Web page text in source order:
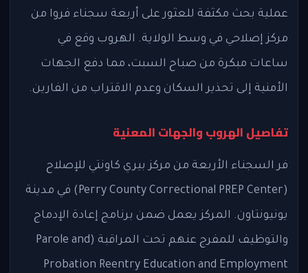
عملية بحث مكثفة للعثور على أربعة سجناء فروا من
مركز إصلاحي في وسط الولاية. الهروب وقع في
ساعات مبكرة من صباح السبت، مما دفع الجهات
الأمنية إلى تحذير السكان وعدم الاقتراب من الفارين.
تفاصيل الهروب والجهات المعنية
فر السجناء الأربعة من مركز بيري كاونتي للإصلاح
(Perry County Correctional PREP Center) في مدينة
يونيونتاون. المركز يعمل ضمن برنامج إعادة الإدماج
والتوظيف للمفرج عنهم تحت المراقبة (Parole and
Probation Reentry Education and Employment